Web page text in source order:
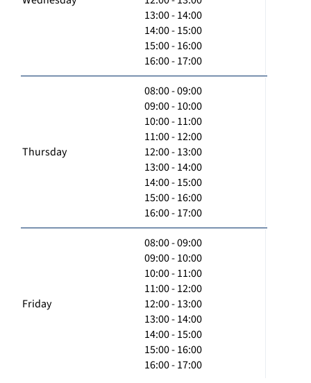
13:00 - 14:00
14:00 - 15:00
15:00 - 16:00
16:00 - 17:00
Thursday
08:00 - 09:00
09:00 - 10:00
10:00 - 11:00
11:00 - 12:00
12:00 - 13:00
13:00 - 14:00
14:00 - 15:00
15:00 - 16:00
16:00 - 17:00
Friday
08:00 - 09:00
09:00 - 10:00
10:00 - 11:00
11:00 - 12:00
12:00 - 13:00
13:00 - 14:00
14:00 - 15:00
15:00 - 16:00
16:00 - 17:00